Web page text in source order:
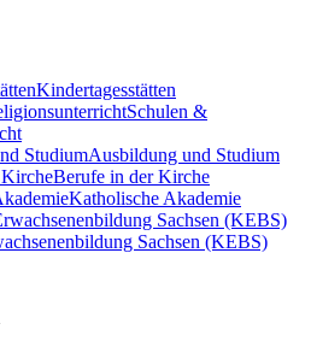
Kindertagesstätten
Schulen &
Ausbildung und Studium
Berufe in der Kirche
Katholische Akademie
Sachsen (KEBS)